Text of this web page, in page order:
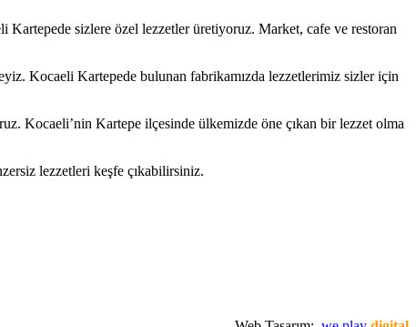
sizlere özel lezzetler üretiyoruz. Market, cafe ve restoran
Kocaeli Kartepede bulunan fabrikamızda lezzetlerimiz sizler için
Kocaeli’nin Kartepe ilçesinde ülkemizde öne çıkan bir lezzet olma
lezzetleri keşfe çıkabilirsiniz.